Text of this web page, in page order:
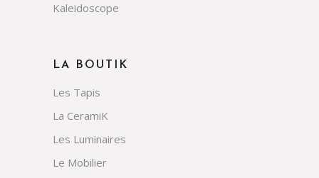
Kaleidoscope
LA BOUTIK
Les Tapis
La CeramiK
Les Luminaires
Le Mobilier